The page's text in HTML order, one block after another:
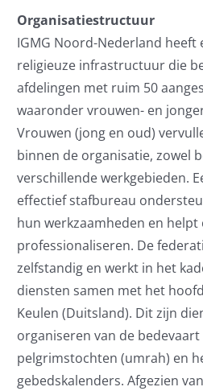
Organisatiestructuur
IGMG Noord-Nederland heeft
religieuze infrastructuur die
afdelingen met ruim 50
waaronder vrouwen- en
Vrouwen (jong en oud)
binnen de organisatie, zowel
verschillende werkgebieden.
effectief stafbureau
hun werkzaamheden en
professionaliseren. De
zelfstandig en werkt in het
diensten samen met het
Keulen (Duitsland). Dit zijn
organiseren van de bedevaart
pelgrimstochten (umrah) en
gebedskalenders. Afgezien van